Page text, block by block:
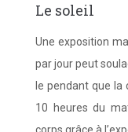
Le soleil
Une exposition
par jour peut
le pendant que
10 heures du